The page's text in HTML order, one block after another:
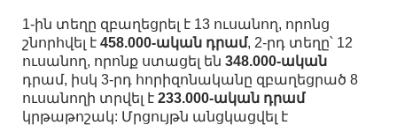
1-ին տեղը զբաղեցրել է 13 ուսանող, որոնց
շնորհվել է 458.000-ական դրամ, 2-րդ տեղը՝ 12
ուսանող, որոնք ստացել են 348.000-ական
դրամ, իսկ 3-րդ հորիզոնականը զբաղեցրած 8
ուսանողի տրվել է 233.000-ական դրամ
կրթաթոշակ: Մրցույթն անցկացվել է